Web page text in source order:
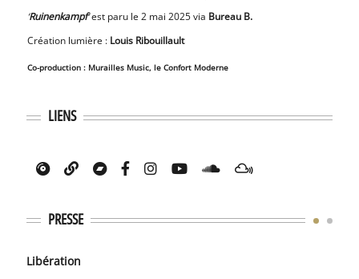
‘Ruinenkampf‘est paru le 2 mai 2025 via Bureau B.
Création lumière : Louis Ribouillault
Co-production : Murailles Music, le Confort Moderne
LIENS
PRESSE
Libération